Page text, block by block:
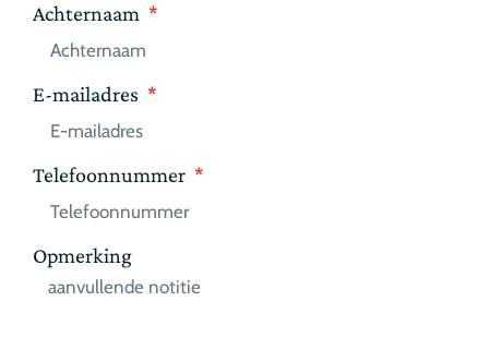
Achternaam
E-mailadres
Telefoonnummer
Opmerking